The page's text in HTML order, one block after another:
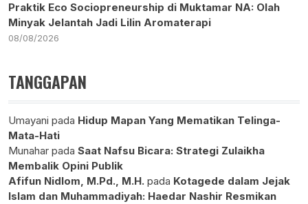
Praktik Eco Sociopreneurship di Muktamar NA: Olah
Minyak Jelantah Jadi Lilin Aromaterapi
08/08/2026
TANGGAPAN
Umayani pada Hidup Mapan Yang Mematikan Telinga-
Mata-Hati
Munahar pada Saat Nafsu Bicara: Strategi Zulaikha
Membalik Opini Publik
Afifun Nidlom, M.Pd., M.H. pada Kotagede dalam Jejak
Islam dan Muhammadiyah: Haedar Nashir Resmikan